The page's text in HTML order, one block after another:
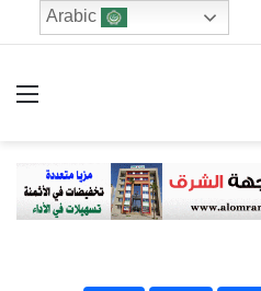
فاس الجنوبي Arabic